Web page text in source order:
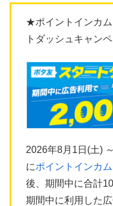
★ポイントインカ
トダッシュキャン
2026年8月1日(土)
にポイントインカム
後、期間中に合計
期間中に利用した